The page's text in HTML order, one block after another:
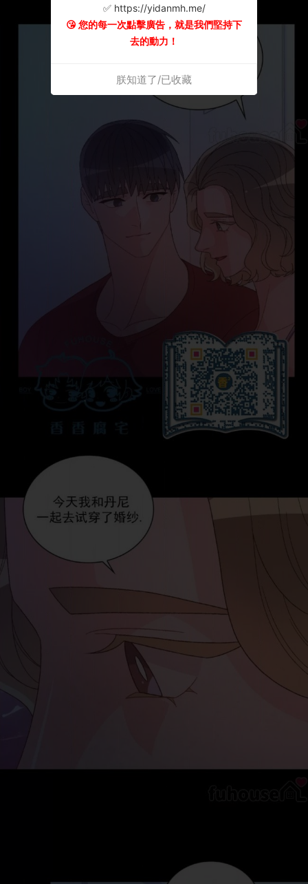
✅ https://yidanmh.me/
😘 您的每一次點擊廣告，就是我們堅持下
去的動力！
朕知道了/已收藏